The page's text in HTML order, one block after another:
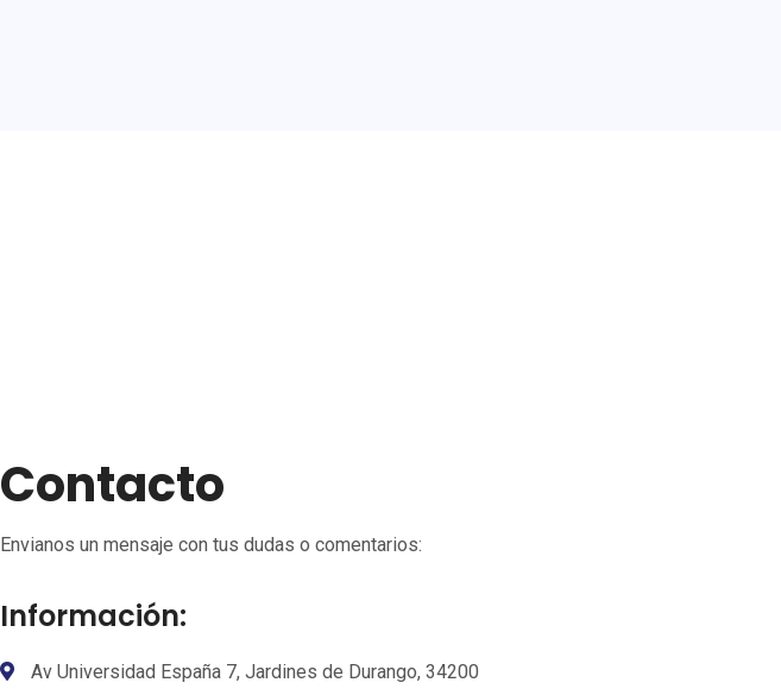
Contacto
Envianos un mensaje con tus dudas o comentarios:
Información:
Av Universidad España 7, Jardines de Durango, 34200